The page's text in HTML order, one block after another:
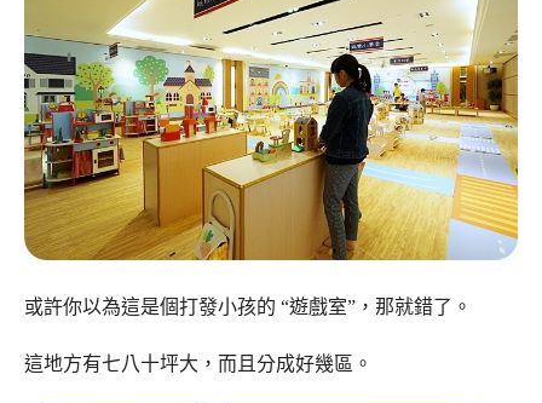
或許你以為這是個打發小孩的 “遊戲室”，那就錯了。
這地方有七八十坪大，而且分成好幾區。